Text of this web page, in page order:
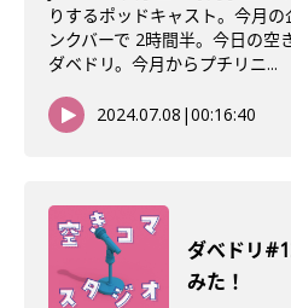
りするポッドキャスト。今月
ンクバーで 2時間半。今日の空
ダベドリ。今月からプチリニ...
2024.07.08 |00:16:40
ダべドリ
みた！